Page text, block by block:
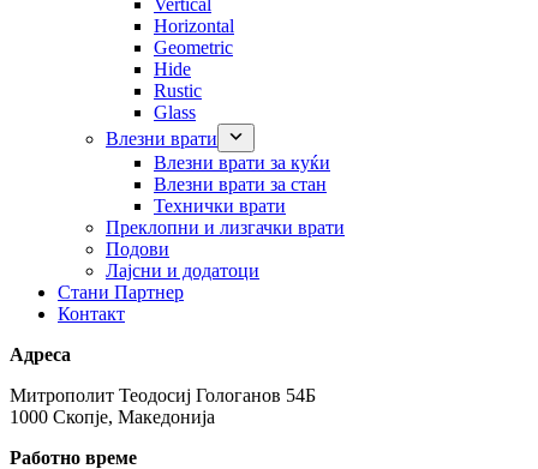
Vertical
Horizontal
Geometric
Hide
Rustic
Glass
Влезни врати
Влезни врати за куќи
Влезни врати за стан
Технички врати
Преклопни и лизгачки врати
Подови
Лајсни и додатоци
Стани Партнер
Контакт
Адреса
Митрополит Теодосиј Гологанов 54Б
1000 Скопје, Македонија
Работно време